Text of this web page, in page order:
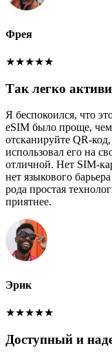
Фрея
★★★★★
Так легко
Я беспокоился, что
eSIM было проще,
отсканируйте QR-
использовал его на
отличной. Нет SIM-
нет языкового
рода простая
приятнее.
Эрик
★★★★★
Доступный и